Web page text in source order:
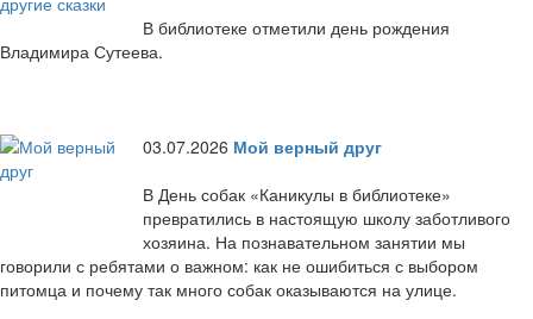
В библиотеке отметили день рождения
Владимира Сутеева.
03.07.2026 Мой верный друг
В День собак «Каникулы в библиотеке»
превратились в настоящую школу заботливого
хозяина. На познавательном занятии мы
говорили с ребятами о важном: как не ошибиться с выбором
питомца и почему так много собак оказываются на улице.